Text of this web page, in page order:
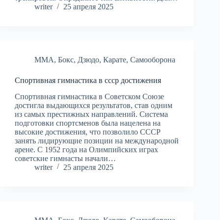
writer
25 апреля 2025
MMA, Бокс, Дзюдо, Карате, Самооборона
Спортивная гимнастика в ссср достижения
Спортивная гимнастика в Советском Союзе
достигла выдающихся результатов, став одним
из самых престижных направлений. Система
подготовки спортсменов была нацелена на
высокие достижения, что позволило СССР
занять лидирующие позиции на международной
арене. С 1952 года на Олимпийских играх
советские гимнасты начали…
writer
25 апреля 2025